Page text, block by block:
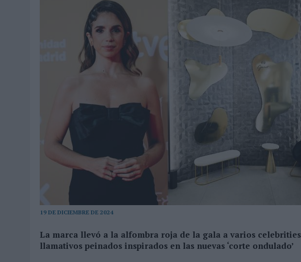
CUANDO SE APAGUE EL SOL, EL ECLIPSE DE 2026 PONDRÁ A PRUEBA LA CREATIVIDAD DE LAS
‘LA VUELTA’, DE FENOMENAL PARA MÁLAGA CF
|
SIETE DE CADA DIEZ EMPRESAS ESPAÑOLAS NO INTEGRAN LA INFANCIA EN SU ESTRATEGIA
|
LA TELEVISIÓN SIGUE LIDERANDO EL CONSUMO DE MEDIOS EN VERANO Y SUPERA AL
EL USO DE LA IA GENERATIVA ALCANZA YA AL 62% DE LOS ESPAÑOLES
SYSTEM1 NOMBRA A KIMBERLY BASTONI COMO NUEVA DIRECTORA COMERCIAL GLOBAL
06/08/2026
FRIGO Y UNIQLO LANZAN UNA COLECCIÓN PERSONALIZABLE INSPIRADA EN CORNETTO,
06/08/2026
LA IA ESTÁ SUBIENDO EL LISTÓN DE LA CREATIVIDAD
05/08/2026
BEON WORLDWIDE LANZA RAÍZ URBANA PARA TRANSFORMAR EL PATRIMONIO HISTÓRICO
| FABRA COMUNICACIÓN INCORPORA A CASONÁ Y ASUME LA GESTIÓN DE SUS RELACIONES
05/08/2026
LOPESAN HOTELS & RESORTS ACERCA EL PARAÍSO CANARIO EN SU ÚLTIMA CAMPAÑA
05/08/2026
LUIS ARQUILLOS (BURGO DE ARIAS): “LA CONSTRUCCIÓN DE MARCA A LARGO PLAZO Y LA
MONEDA”
19 DE DICIEMBRE DE 2024
La marca llevó a la alfombra roja de la gala a varios
llamativos peinados inspirados en las nuevas ‘corte ondulado’